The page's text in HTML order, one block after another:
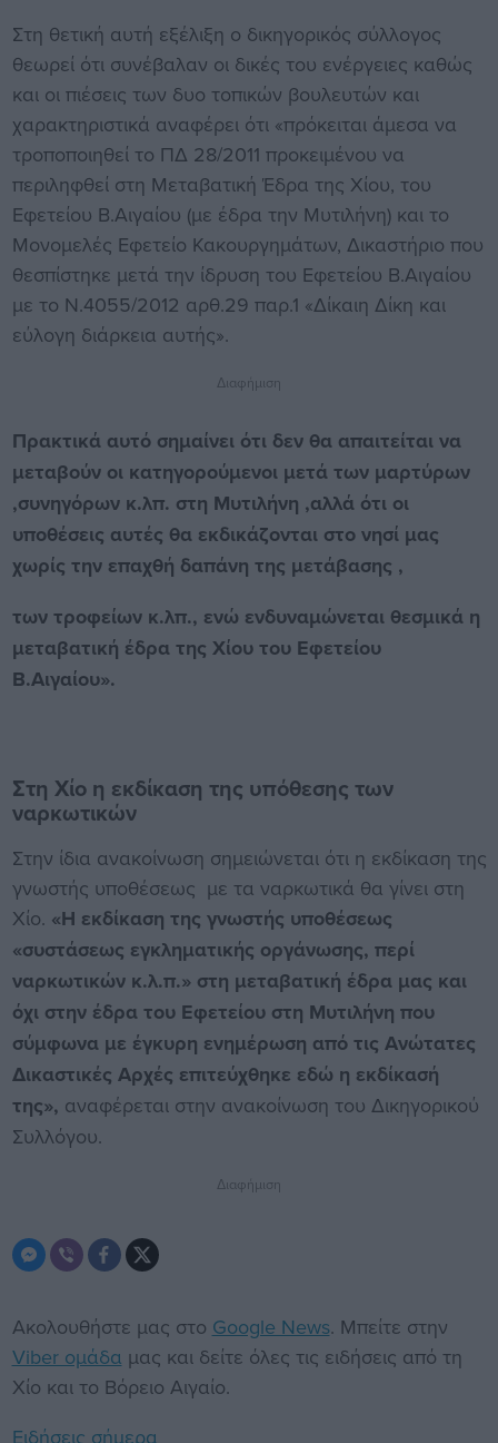
Στη θετική αυτή εξέλιξη ο δικηγορικός σύλλογος
θεωρεί ότι συνέβαλαν οι δικές του ενέργειες καθώς
και οι πιέσεις των δυο τοπικών βουλευτών και
χαρακτηριστικά αναφέρει ότι «πρόκειται άμεσα να
τροποποιηθεί το ΠΔ 28/2011 προκειμένου να
περιληφθεί στη Μεταβατική Έδρα της Χίου, του
Εφετείου Β.Αιγαίου (με έδρα την Μυτιλήνη) και το
Μονομελές Εφετείο Κακουργημάτων, Δικαστήριο που
θεσπίστηκε μετά την ίδρυση του Εφετείου Β.Αιγαίου
με το Ν.4055/2012 αρθ.29 παρ.1 «Δίκαιη Δίκη και
εύλογη διάρκεια αυτής».
Διαφήμιση
Πρακτικά αυτό σημαίνει ότι δεν θα απαιτείται να
μεταβούν οι κατηγορούμενοι μετά των μαρτύρων
,συνηγόρων κ.λπ. στη Μυτιλήνη ,αλλά ότι οι
υποθέσεις αυτές θα εκδικάζονται στο νησί μας
χωρίς την επαχθή δαπάνη της μετάβασης ,
των τροφείων κ.λπ., ενώ ενδυναμώνεται θεσμικά η
μεταβατική έδρα της Χίου του Εφετείου
Β.Αιγαίου».
Στη Χίο η εκδίκαση της υπόθεσης των
ναρκωτικών
Στην ίδια ανακοίνωση σημειώνεται ότι η εκδίκαση της
γνωστής υποθέσεως με τα ναρκωτικά θα γίνει στη
Χίο. «Η εκδίκαση της γνωστής υποθέσεως
«συστάσεως εγκληματικής οργάνωσης, περί
ναρκωτικών κ.λ.π.» στη μεταβατική έδρα μας και
όχι στην έδρα του Εφετείου στη Μυτιλήνη που
σύμφωνα με έγκυρη ενημέρωση από τις Ανώτατες
Δικαστικές Αρχές επιτεύχθηκε εδώ η εκδίκασή
της», αναφέρεται στην ανακοίνωση του Δικηγορικού
Συλλόγου.
Διαφήμιση
Ακολουθήστε μας στο Google News. Μπείτε στην
Viber ομάδα μας και δείτε όλες τις ειδήσεις από τη
Χίο και το Βόρειο Αιγαίο.
Ειδήσεις σήμερα